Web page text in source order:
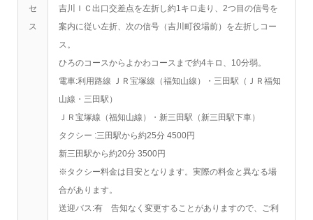
セ
ス
吉川ＩＣ出口交差点を左折し約1キロ走り、2つ目の信号を
案内に従い左折、次の信号（吉川町役場前）を左折しコー
ス。
ひろのコースからよかわコースまで約4キロ、10分弱。
電車:利用路線 ＪＲ宝塚線（福知山線）・三田駅（ＪＲ福知
山線・三田駅）
ＪＲ宝塚線（福知山線）・新三田駅（新三田駅下車）
タクシー :三田駅から約25分 4500円
新三田駅から約20分 3500円
※タクシー料金は目安となります。実際の料金と異なる場
合があります。
送迎バス:有 告知なく変更することがありますので、ご利